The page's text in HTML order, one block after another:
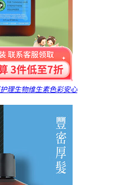
理生物维生素色彩安心